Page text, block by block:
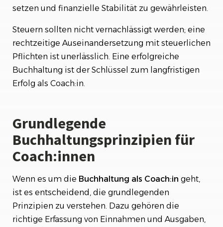
setzen und finanzielle Stabilität zu gewährleisten.
Steuern sollten nicht vernachlässigt werden; eine
rechtzeitige Auseinandersetzung mit steuerlichen
Pflichten ist unerlässlich. Eine erfolgreiche
Buchhaltung ist der Schlüssel zum langfristigen
Erfolg als Coach:in.
Grundlegende
Buchhaltungsprinzipien für
Coach:innen
Wenn es um die Buchhaltung als Coach:in geht,
ist es entscheidend, die grundlegenden
Prinzipien zu verstehen. Dazu gehören die
richtige Erfassung von Einnahmen und Ausgaben,